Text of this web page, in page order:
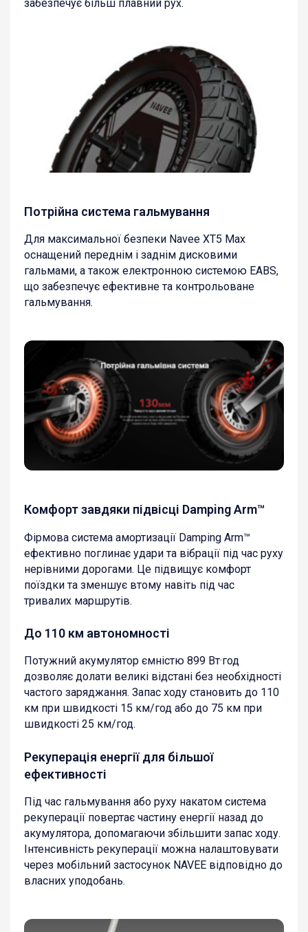
забезпечує більш плавний рух.
Потрійна система гальмування
Для максимальної безпеки Navee XT5 Max
оснащений переднім і заднім дисковими
гальмами, а також електронною системою EABS,
що забезпечує ефективне та контрольоване
гальмування.
Комфорт завдяки підвісці Damping Arm™
Фірмова система амортизації Damping Arm™
ефективно поглинає удари та вібрації під час руху
нерівними дорогами. Це підвищує комфорт
поїздки та зменшує втому навіть під час
тривалих маршрутів.
До 110 км автономності
Потужний акумулятор ємністю 899 Вт·год
дозволяє долати великі відстані без необхідності
частого заряджання. Запас ходу становить до 110
км при швидкості 15 км/год або до 75 км при
швидкості 25 км/год.
Рекуперація енергії для більшої
ефективності
Під час гальмування або руху накатом система
рекуперації повертає частину енергії назад до
акумулятора, допомагаючи збільшити запас ходу.
Інтенсивність рекуперації можна налаштовувати
через мобільний застосунок NAVEE відповідно до
власних уподобань.